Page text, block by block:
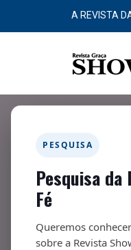
A REVISTA
PESQUISA
Pesquisa da
Fé
Queremos
sobre a Revista